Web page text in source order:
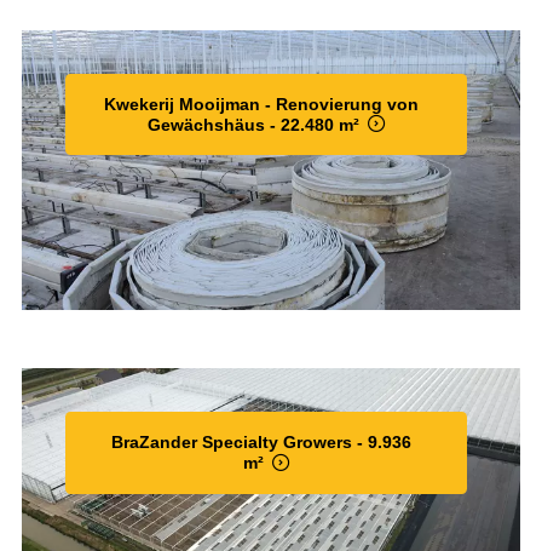
Kwekerij Mooijman - Renovierung von
Gewächshäus - 22.480 m²
BraZander Specialty Growers - 9.936
m²